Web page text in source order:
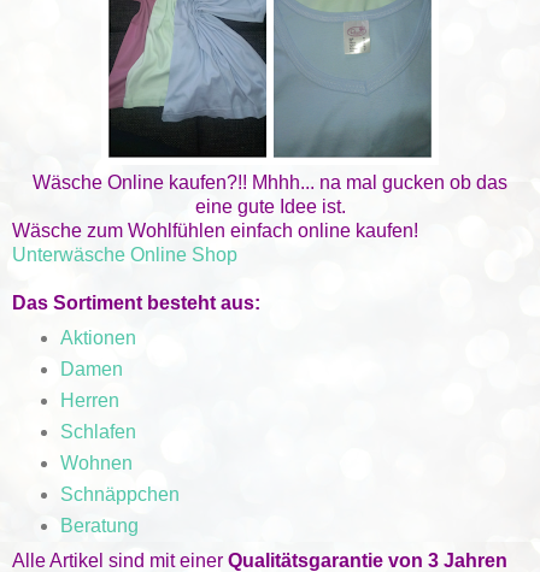
Wäsche Online kaufen?!! Mhhh... na mal gucken ob das
eine gute Idee ist.
Wäsche zum Wohlfühlen einfach online kaufen!
Unterwäsche Online Shop
Das Sortiment besteht aus:
Aktionen
Damen
Herren
Schlafen
Wohnen
Schnäppchen
Beratung
Alle Artikel sind mit einer Qualitätsgarantie von 3 Jahren